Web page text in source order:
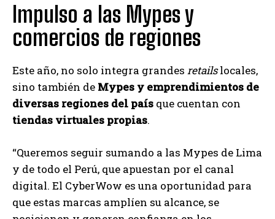
Impulso a las Mypes y
comercios de regiones
Este año, no solo integra grandes retailslocales,
sino también de Mypes y emprendimientos de
diversas regiones del país que cuentan con
tiendas virtuales propias.
“Queremos seguir sumando a las Mypes de Lima
y de todo el Perú, que apuestan por el canal
digital. El CyberWow es una oportunidad para
que estas marcas amplíen su alcance, se